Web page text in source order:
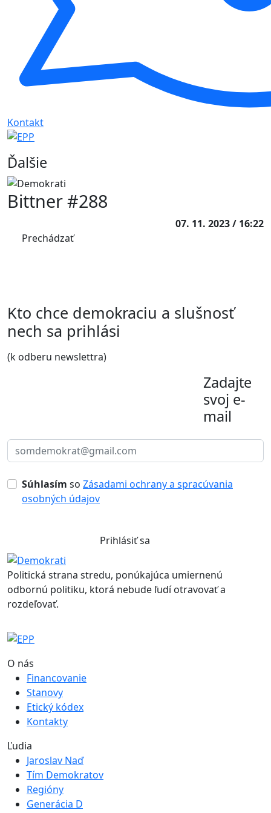
Kontakt
Ďalšie
Prechádzať
Bittner #288
07. 11. 2023 / 16:22
Kto chce demokraciu a slušnosť
nech sa prihlási
(k odberu newslettra)
Zadajte
svoj e-
mail
Súhlasím so Zásadami ochrany a spracúvania
osobných údajov
Prihlásiť sa
Politická strana stredu, ponúkajúca umiernenú
odbornú politiku, ktorá nebude ľudí otravovať a
rozdeľovať.
O nás
Financovanie
Stanovy
Etický kódex
Kontakty
Ľudia
Jaroslav Naď
Tím Demokratov
Regióny
Generácia D